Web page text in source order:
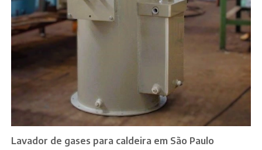
Lavador de gases para caldeira em São Paulo